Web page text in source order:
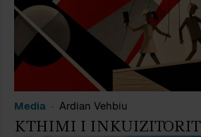
Media Ardian Vehbiu
KTHIMI I INKUIZITORIT